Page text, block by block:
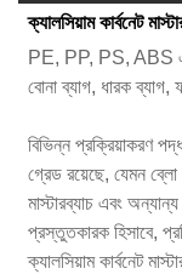
ক্যালসিয়াম কার্বনেট
PE, PP, PS, ABS
বোনা ব্যাগ, ধারক ব্যাগ,
বিভিন্ন প্রক্রিয়াকরণ
গ্রেড রয়েছে, যেমন ব্লো
মাস্টারব্যাচ এবং
প্রস্তুতকারক হিসাবে,
ক্যালসিয়াম কার্বনেট